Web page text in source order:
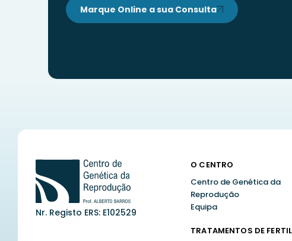
Marque Online a sua Consulta
Nr. Registo ERS: E102529
O CENTRO
Centro de Genética da
Reprodução
Equipa
TRATAMENTOS DE